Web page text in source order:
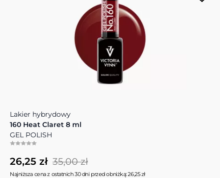
Lakier hybrydowy
160 Heat Claret 8 ml
GEL POLISH
26,25 zł 35,00 zł
Najniższa cena z ostatnich 30 dni przed obniżką: 26,25 zł